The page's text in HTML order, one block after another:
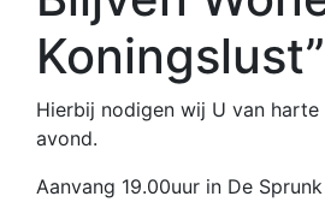
Koningslust”
Hierbij nodigen wij U van
avond.
Aanvang 19.00uur in De Sprunk